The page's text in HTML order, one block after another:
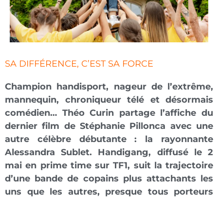
SA DIFFÉRENCE, C’EST SA FORCE
Champion handisport, nageur de l’extrême,
mannequin, chroniqueur télé et désormais
comédien… Théo Curin partage l’affiche du
dernier film de Stéphanie Pillonca avec une
autre célèbre débutante : la rayonnante
Alessandra Sublet. Handigang, diffusé le 2
mai en prime time sur TF1, suit la trajectoire
d’une bande de copains plus attachants les
uns que les autres, presque tous porteurs